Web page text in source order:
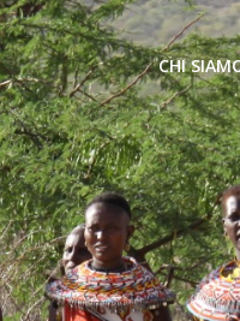
CHI